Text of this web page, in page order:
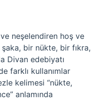
neşelendiren hoş ve
bir nükte, bir fıkra,
Divan edebiyatı
farklı kullanımlar
kelimesi “nükte,
anlamında